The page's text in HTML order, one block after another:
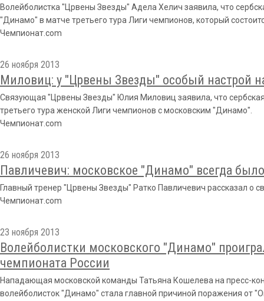
Волейболистка "Црвены Звезды" Адела Хелич заявила, что
"Динамо" в матче третьего тура Лиги чемпионов, который
Чемпионат.com
26 ноября 2013
Миловиц: у "Црвены Звезды" особый настрой
Связующая "Црвены Звезды" Юлия Миловиц заявила, что
третьего тура женской Лиги чемпионов с московским "Динамо".
Чемпионат.com
26 ноября 2013
Павличевич: московское "Динамо" всегда
Главный тренер "Црвены Звезды" Ратко Павличевич рассказал о
Чемпионат.com
23 ноября 2013
Волейболистки московского "Динамо"
чемпионата России
Нападающая московской команды Татьяна Кошелева на пресс-
волейболисток "Динамо" стала главной причиной поражения от